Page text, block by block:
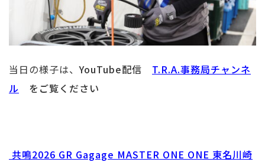
当日の様子は、YouTube配信 T.R.A.事務局チャンネ
ル をご覧ください
共鳴2026 GR Gagage MASTER ONE ONE 東名川崎